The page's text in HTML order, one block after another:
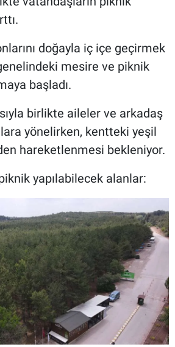
doğayla iç içe geçirmek
mesire ve piknik
başladı.
birlikte aileler ve arkadaş
yönelirken, kentteki yeşil
hareketlenmesi bekleniyor.
yapılabilecek alanlar: